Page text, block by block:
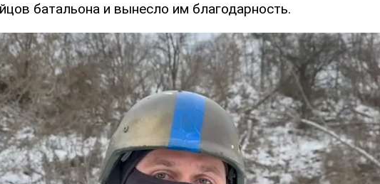
батальона и вынесло им благодарность.